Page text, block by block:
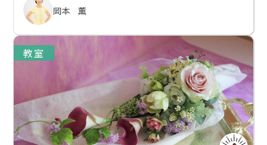
岡本 薫
教室